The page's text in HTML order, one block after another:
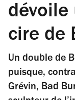
dévoile
cire de
Un double de
puisque,
Grévin, Bad